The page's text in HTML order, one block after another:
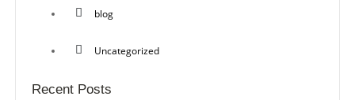
blog
Uncategorized
Recent Posts